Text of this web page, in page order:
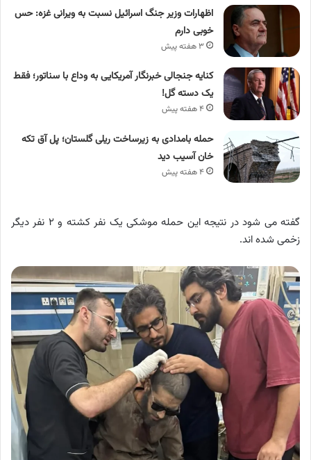
اظهارات وزیر جنگ اسرائیل نسبت به ویرانی غزه: حس
خوبی دارم
۳ هفته پیش
کنایه جنجالی خبرنگار آمریکایی به وداع با سناتور؛ فقط
یک دسته گل!
۴ هفته پیش
حمله بامدادی به زیرساخت ریلی گلستان؛ پل آق‌ تکه‌
خان آسیب دید
۴ هفته پیش
گفته می شود در نتیجه این حمله موشکی یک نفر کشته و ۲ نفر دیگر
زخمی شده اند.